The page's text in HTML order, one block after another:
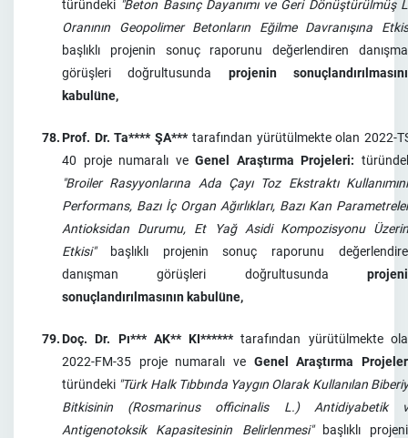
türündeki "Beton Basınç Dayanımı ve Geri Dönüştürülmüş
Oranının Geopolimer Betonların Eğilme Davranışına
başlıklı projenin sonuç raporunu değerlendiren
görüşleri doğrultusunda projenin
kabulüne,
78.Prof. Dr. Ta**** ŞA***tarafından yürütülmekte olan 2022-
40 proje numaralı veGenel Araştırma Projeleri:
"Broiler Rasyyonlarına Ada Çayı Toz Ekstraktı
Performans, Bazı İç Organ Ağırlıkları, Bazı Kan
Antioksidan Durumu, Et Yağ Asidi Kompozisyonu
Etkisi"başlıklı projenin sonuç raporunu
danışman görüşleri doğrultusunda
sonuçlandırılmasının kabulüne,
79.Doç. Dr. Pı*** AK** KI******tarafından yürütülmekte
2022-FM-35 proje numaralı ve Genel Araştırma
türündeki "Türk Halk Tıbbında Yaygın Olarak Kullanılan
Bitkisinin (Rosmarinus officinalis L.) Antidiyabetik
Antigenotoksik Kapasitesinin Belirlenmesi"başlıklı